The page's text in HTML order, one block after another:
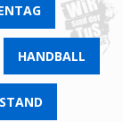
HANDBALL